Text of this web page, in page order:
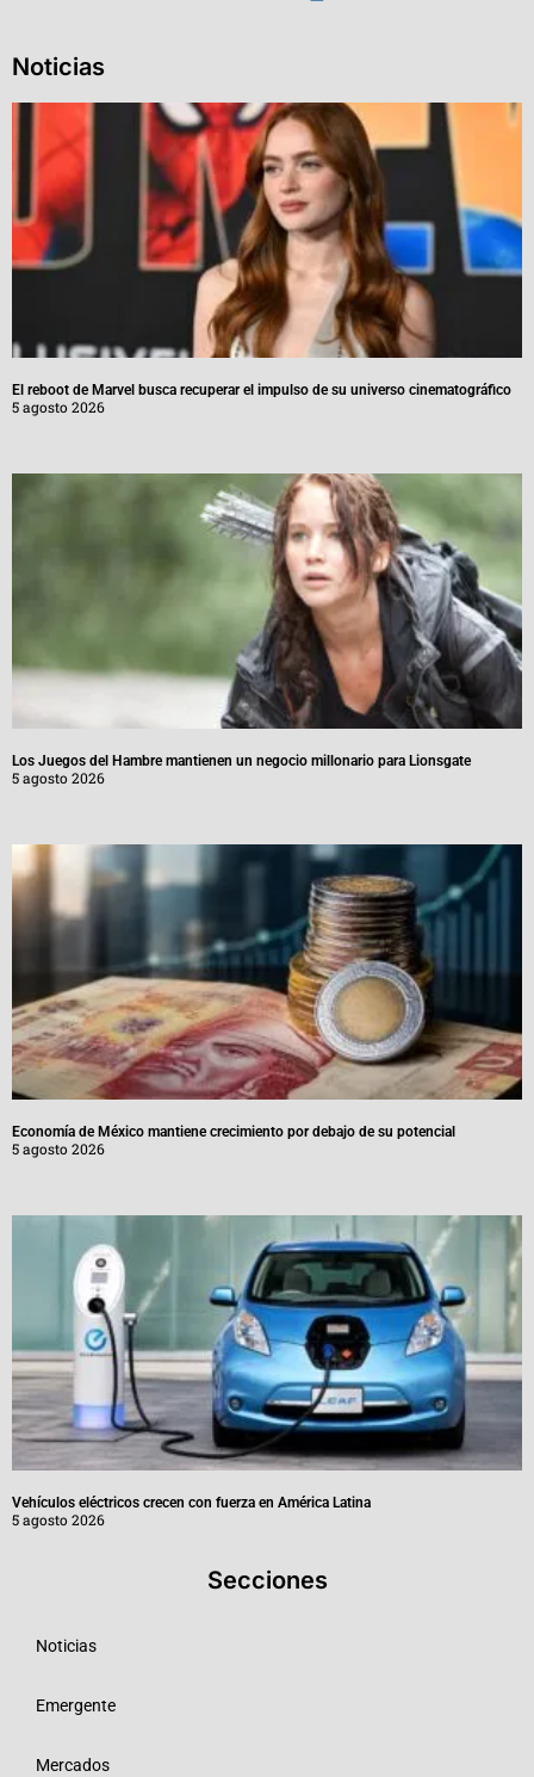
Noticias
El reboot de Marvel busca recuperar el impulso de su universo cinematográfico
5 agosto 2026
Los Juegos del Hambre mantienen un negocio millonario para Lionsgate
5 agosto 2026
Economía de México mantiene crecimiento por debajo de su potencial
5 agosto 2026
Vehículos eléctricos crecen con fuerza en América Latina
5 agosto 2026
Secciones
Noticias
Emergente
Mercados